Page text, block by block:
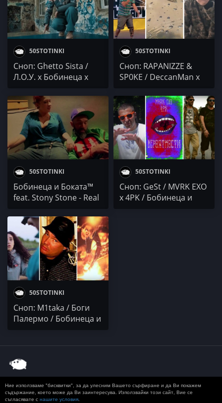
50STOTINKI
Сноп: Ghetto Sista /
Л.О.У. x Бобинеца x
50STOTINKI
Сноп: RAPANIZZE &
SP0KE / DeccanMan x
Бобинеца и Боката™
50STOTINKI
Бобинеца и Боката™
feat. Stony Stone - Real
50STOTINKI
Сноп: GeSt / MVRK EXO
x 4PK / Бобинеца и
50STOTINKI
Сноп: M1taka / Боги
Палермо / Бобинеца и
© 2020 50 STOTINKI КОНТАКТ
ЗА РЕКЛАМА
ДОСТАВКА, ЗАПЛАЩАНЕ И ВРЪЩАНЕ
Ние използваме "бисквитки", за да улесним Вашето сърфиране и да Ви покажем
съдържание, което може да Ви заинтересува. Използвайки този сайт, Вие се
съгласявате с нашите условия.